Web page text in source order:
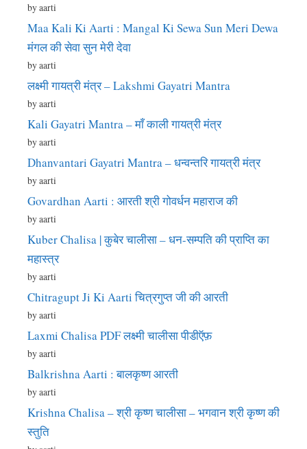
by aarti
Maa Kali Ki Aarti : Mangal Ki Sewa Sun Meri Dewa
मंगल की सेवा सुन मेरी देवा
by aarti
लक्ष्मी गायत्री मंत्र – Lakshmi Gayatri Mantra
by aarti
Kali Gayatri Mantra – माँ काली गायत्री मंत्र
by aarti
Dhanvantari Gayatri Mantra – धन्वन्तरि गायत्री मंत्र
by aarti
Govardhan Aarti : आरती श्री गोवर्धन महाराज की
by aarti
Kuber Chalisa | कुबेर चालीसा – धन-सम्पति की प्राप्ति का
महास्त्र
by aarti
Chitragupt Ji Ki Aarti चित्रगुप्त जी की आरती
by aarti
Laxmi Chalisa PDF लक्ष्मी चालीसा पीडीऍफ़
by aarti
Balkrishna Aarti : बालकृष्ण आरती
by aarti
Krishna Chalisa – श्री कृष्ण चालीसा – भगवान श्री कृष्ण की
स्तुति